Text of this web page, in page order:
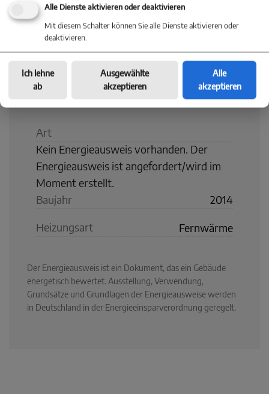
Energieausweis
Art
Kein Energieausweis vorhanden. Der
Energieausweis ist angefordert/wird im
Moment erstellt.
Baujahr
2014
Heizungsart Fernwärme
Der Energieausweis ist ein Dokument, das ein Gebäude
energetisch bewertet. Ausstellung, Verwendung,
Grundsätze und Grundlagen der Energieausweise werden
in Deutschland in der Energieeinsparverordnung geregelt.
Alle Dienste aktivieren oder deaktivieren
Mit diesem Schalter können Sie alle Dienste aktivieren oder
deaktivieren.
Ich lehne
ab
Ausgewählte
akzeptieren
Alle
akzeptieren